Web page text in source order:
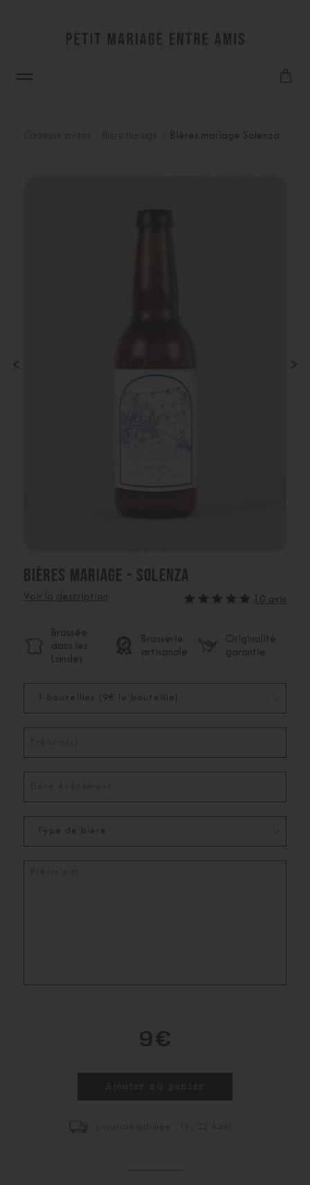
Cadeaux invités Bière mariage Bières mariage Solenza
‹ ›
BIÈRES MARIAGE - SOLENZA
Voir la description 10 avis
Brassée
dans les
Landes
Brasserie
artisanale
Originalité
garantie
9€
Livraison estimée : 19 - 22 Août